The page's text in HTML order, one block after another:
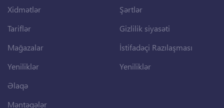
Xidmətlər
Tariflər
Mağazalar
Yeniliklər
Əlaqə
Məntəqələr
Şərtlər
Gizlilik siyasəti
İstifadəçi Razılaşması
Yeniliklər